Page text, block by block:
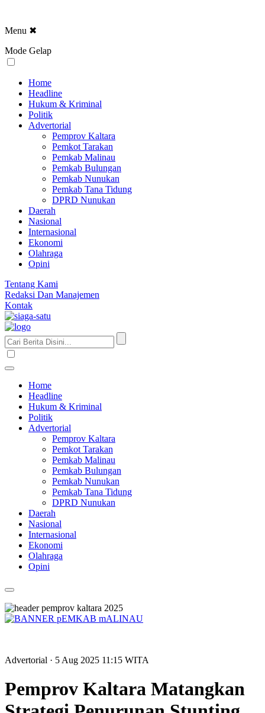
Menu ✖
Mode Gelap
Home
Headline
Hukum & Kriminal
Politik
Advertorial
Pemprov Kaltara
Pemkot Tarakan
Pemkab Malinau
Pemkab Bulungan
Pemkab Nunukan
Pemkab Tana Tidung
DPRD Nunukan
Daerah
Nasional
Internasional
Ekonomi
Olahraga
Opini
Tentang Kami
Redaksi Dan Manajemen
Kontak
Home
Headline
Hukum & Kriminal
Politik
Advertorial
Pemprov Kaltara
Pemkot Tarakan
Pemkab Malinau
Pemkab Bulungan
Pemkab Nunukan
Pemkab Tana Tidung
DPRD Nunukan
Daerah
Nasional
Internasional
Ekonomi
Olahraga
Opini
Advertorial · 5 Aug 2025 11:15 WITA
Pemprov Kaltara Matangkan